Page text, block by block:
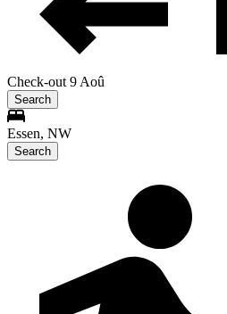
Check-out 9 Aoû
Search
Essen, NW
Search